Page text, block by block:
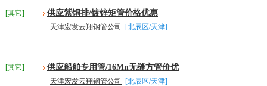
[其它] 供应紫铜排/镀锌矩管价格优惠
天津宏发云翔钢管公司 [北辰区/天津]
[其它] 供应船舶专用管/16Mn无缝方管价优
天津宏发云翔钢管公司 [北辰区/天津]